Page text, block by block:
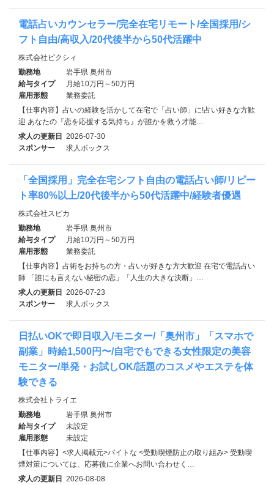
電話占いカウンセラー/完全在宅リモート/全国採用/シ
フト自由/高収入/20代後半から50代活躍中
株式会社ピクシィ
勤務地
岩手県 奥州市
給与タイプ
月給10万円～50万円
雇用形態
業務委託
【仕事内容】占いの経験を活かして在宅で「占い師」に!占い好きな方歓
迎 あなたの『恋を応援する気持ち』が誰かを救う才能…
求人の更新日 2026-07-30
スポンサー
求人ボックス
「全国採用」完全在宅シフト自由の電話占い師/リピー
ト率80%以上/20代後半から50代活躍中/経験者優遇
株式会社スピカ
勤務地
岩手県 奥州市
給与タイプ
月給10万円～50万円
雇用形態
業務委託
【仕事内容】占術をお持ちの方・占いが好きな方大歓迎 在宅で電話占い
師 「誰にも言えない秘密の恋」「人生の大きな決断」…
求人の更新日 2026-07-23
スポンサー
求人ボックス
日払いOKで即日収入/モニター/「奥州市」「スマホで
副業」時給1,500円〜/自宅でもできる女性限定の美容
モニター/単発・お試しOK/話題のコスメやエステを体
験できる
株式会社トライエ
勤務地
岩手県 奥州市
給与タイプ
未設定
雇用形態
未設定
【仕事内容】<求人掲載元>バイトな <受動喫煙防止の取り組み> 受動喫
煙対策については、応募後に企業へお問い合わせく…
求人の更新日 2026-08-08